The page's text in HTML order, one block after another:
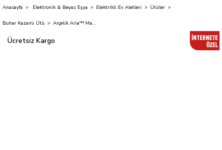
Anasayfa Elektronik & Beyaz Eşya Elektrikli Ev Aletleri Ütüler
Buhar Kazanlı Ütü Arçelik Aria™ MasterPro BKU 9130 Kazanlı Ütü
Ücretsiz Kargo